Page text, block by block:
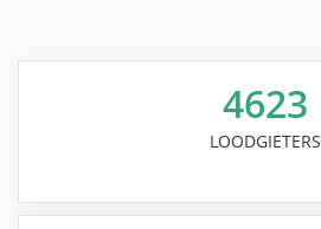
4623
LOODGIETERS